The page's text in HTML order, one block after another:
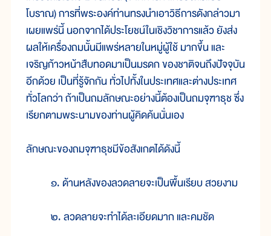
โบราณ) การที่พระองค์ท่านทรงนำเอาวิธีการดังกล่าวมา
เผยแพร่นี้ นอกจากได้ประโยชน์ในเชิงวิชาการแล้ว ยังส่ง
ผลให้เครื่องถมนั้นมีแพร่หลายในหมู่ผู้ใช้ มากขึ้น และ
เจริญก้าวหน้าสืบทอดมาเป็นมรดก ของชาติจนถึงปัจจุบัน
อีกด้วย เป็นที่รู้จักกัน ทั่วไปทั้งในประเทศและต่างประเทศ
ทั่วโลกว่า ถ้าเป็นถมลักษณะอย่างนี้ต้องเป็นถมจุฑาธุช ซึ่ง
เรียกตามพระนามของท่านผู้คิดค้นนั่นเอง
ลักษณะของถมจุฑาธุชมีข้อสังเกตได้ดังนี้
๑. ด้านหลังของลวดลายจะเป็นพื้นเรียบ สวยงาม
๒. ลวดลายจะทำได้ละเอียดมาก และคมชัด